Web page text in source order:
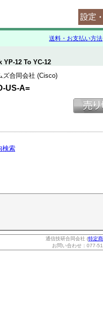
送料・お支払い方法
YP-12 To YC-12
ズ合同会社 (Cisco)
US-A=
検索
通信技研合同会社 (特定
お問い合わせ：077-